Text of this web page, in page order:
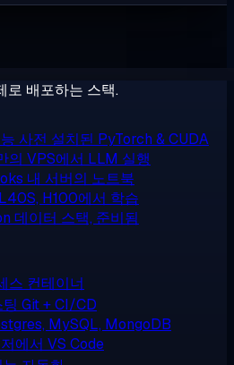
로 배포하는 스택.
사전 설치된 PyTorch & CUDA
의 VPS에서 LLM 실행
내 서버의 노트북
H100에서 학습
데이터 스택, 준비됨
스 컨테이너
Git + CI/CD
MySQL, MongoDB
에서 VS Code